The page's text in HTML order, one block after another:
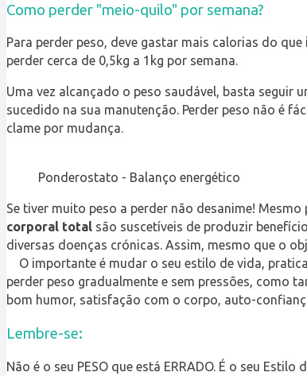
Como perder "meio-quilo" por semana?
Para perder peso, deve gastar mais calorias do
perder cerca de 0,5kg a 1kg por semana.
Uma vez alcançado o peso saudável, basta seguir
sucedido na sua manutenção. Perder peso não é
clame por mudança.
Ponderostato - Balanço energético
Se tiver muito peso a perder não desanime!
corporal total são suscetíveis de produzir
diversas doenças crónicas. Assim, mesmo que o
O importante é mudar o seu estilo de vida,
perder peso gradualmente e sem pressões, como
bom humor, satisfação com o corpo, auto-
Lembre-se:
Não é o seu PESO que está ERRADO. É o seu Estilo